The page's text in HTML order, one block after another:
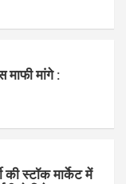
मांगे :
की स्टॉक मार्केट में